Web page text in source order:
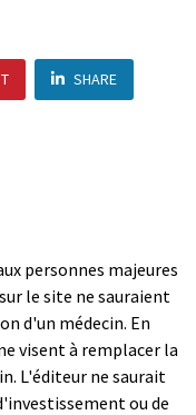
SHARE
personnes majeures
le site ne sauraient
d'un médecin. En
visent à remplacer la
L'éditeur ne saurait
ou de